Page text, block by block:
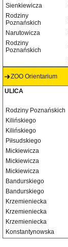
Sienkiewicza
Rodziny
Poznańskich
Narutowicza
Rodziny
Poznańskich
ZOO Orientarium
ULICA
Rodziny Poznańskich
Kilińskiego
Kilińskiego
Piłsudskiego
Mickiewicza
Mickiewicza
Mickiewicza
Bandurskiego
Bandurskiego
Krzemieniecka
Krzemieniecka
Krzemieniecka
Konstantynowska